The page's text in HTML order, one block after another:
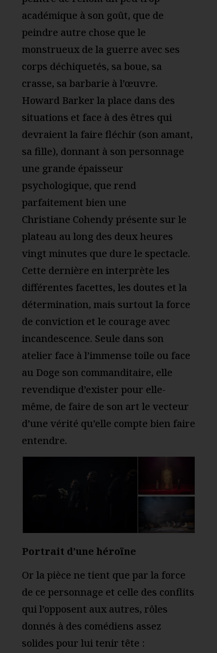
académique à son goût, que de
peindre autre chose que le
monstrueux de la guerre avec ses
corps déchiquetés, sa boue, sa
crasse, sa barbarie à l’œuvre.
Howard Barker la place dans des
situations et face à des êtres qui
devraient la faire fléchir (son amant,
sa fille), donnant à son personnage
une grande épaisseur
psychologique, que rend
parfaitement bien une
Christiane Cohendy présente sur le
plateau au long des deux heures
vingt minutes que dure le spectacle.
Cette dernière en interprète les
différentes facettes, les doutes et la
détermination, mais surtout la force
de conviction et le courage avec
incandescence. Seule dans son
atelier face à l’immense toile ou face
au Doge son commanditaire, elle
revendique d’exister pour elle-
même, de faire de son art le vecteur
d’une vérité qu’elle compte bien faire
entendre.
Portrait d’une héroïne
Or la pièce ne tient que par la force
de ce personnage et celle des conflits
qui l’opposent aux autres, rôles
donnés à des comédiens assez
solides pour lui tenir tête :